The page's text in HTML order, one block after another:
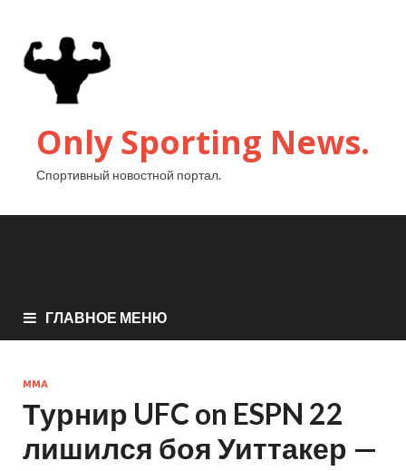
Only Sporting News.
Спортивный новостной портал.
ГЛАВНОЕ МЕНЮ
MMA
Турнир UFC on ESPN 22
лишился боя Уиттакер —